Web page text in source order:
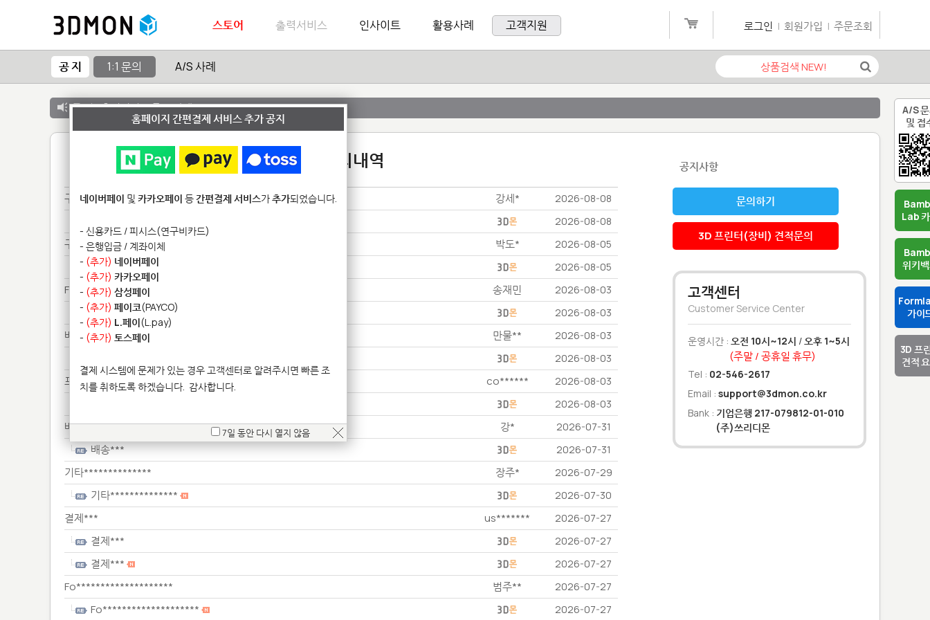
A/S
및 접
Lab
위키
가이
3D 프
견적
스토어 출력서비스 인사이트 활용사례 고객지원 로그인 | 회원가입 | 주문조회
공 지 1:1 문의 A/S 사례
공 지 :출력서비스 종료 안내
1:1 문의내역
구매*** 강세* 2026-08-08
2026-08-08
구매*** 박도* 2026-08-05
구매*** 2026-08-05
Fo******************** 송재민 2026-08-03
Fo******************** 2026-08-03
배송*** 만물** 2026-08-03
2026-08-03
프린**************** co****** 2026-08-03
2026-08-03
배송*** 강* 2026-07-31
배송*** 2026-07-31
기타************** 장주* 2026-07-29
기타************** 2026-07-30
결제*** us******* 2026-07-27
결제*** 2026-07-27
결제*** 2026-07-27
Fo******************** 범주** 2026-07-27
Fo******************** 2026-07-27
공지사항
문의하기
3D 프린터(장비) 견적문의
고객센터
Customer Service Center
운영시간 : 오전 10시~12시 /오후 1~5시
(주말 / 공휴일 휴무)
Tel : 02-546-2617
Email : support@3dmon.co.kr
Bank : 기업은행 217-079812-01-010
(주)쓰리디몬
홈페이지 간편결제 서비스 추가 공지
네이버페이 및 카카오페이 등간편결제 서비스가추가되었습니다.
- 신용카드 / 피시스(연구비카드)
- 은행입금 / 계좌이체
- (추가) 네이버페이
- (추가) 카카오페이
- (추가) 삼성페이
- (추가) 페이코(PAYCO)
- (추가) L.페이(L.pay)
- (추가) 토스페이
결제 시스템에 문제가 있는 경우 고객센터로 알려주시면 빠른 조
치를 취하도록 하겠습니다. 감사합니다.
7일 동안 다시 열지 않음